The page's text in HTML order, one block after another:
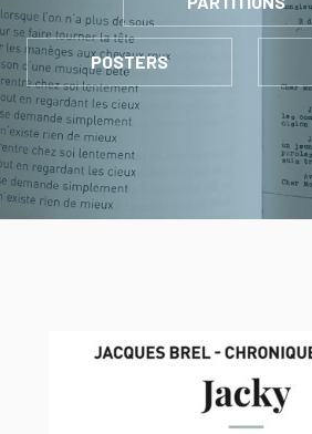
POSTERS